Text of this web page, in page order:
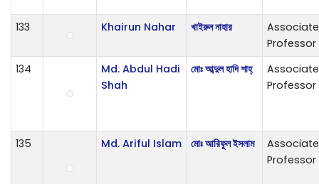
133 Khairun Nahar খাইরুন নাহার
Associate
Professor
134
Md. Abdul Hadi
Shah
মোঃ আব্দুল হাদি শাহ্
Associate
Professor
135 Md. Ariful Islam মোঃ আরিফুল ইসলাম
Associate
Professor